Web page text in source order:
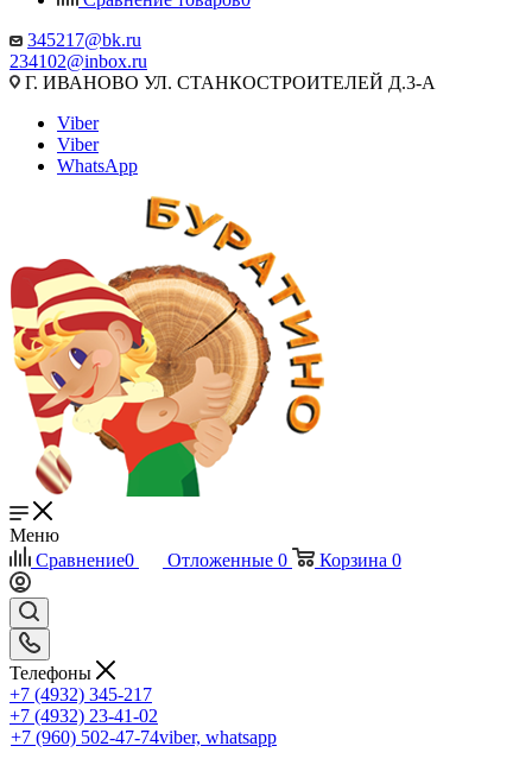
345217@bk.ru
234102@inbox.ru
Г. ИВАНОВО УЛ. СТАНКОСТРОИТЕЛЕЙ Д.3-А
Viber
Viber
WhatsApp
Меню
Сравнение0 Отложенные 0 Корзина 0
Телефоны
+7 (4932) 345-217
+7 (4932) 23-41-02
+7 (960) 502-47-74viber, whatsapp